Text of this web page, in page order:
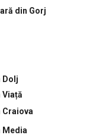
din Gorj
Dolj
Viață
Craiova
Media